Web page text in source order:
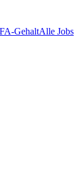
GehaltAlle Jobs